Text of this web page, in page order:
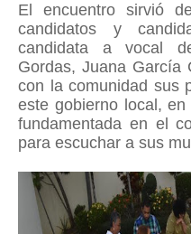
El encuentro sirvió
candidatos y
candidata a vocal
Gordas, Juana García
con la comunidad sus
este gobierno local,
fundamentada en el
para escuchar a sus